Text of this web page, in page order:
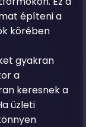
építeni a
körében
gyakran
a
keresnek a
üzleti